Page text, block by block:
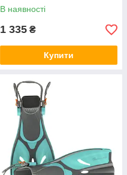
В наявності
1 335 ₴
Купити